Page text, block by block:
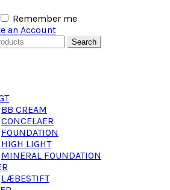
Remember me
an Account
Search
BB CREAM
CONCELAER
FOUNDATION
HIGH LIGHT
MINERAL FOUNDATION
LÆBESTIFT